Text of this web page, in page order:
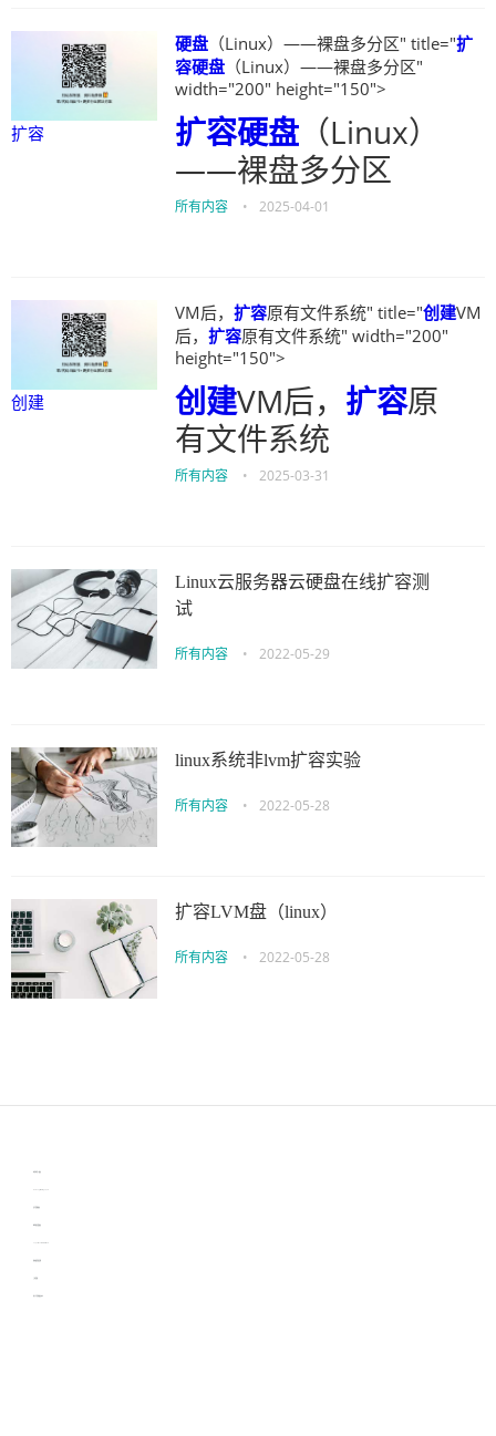
扩容
硬盘 （Linux）——裸盘多分区" title="扩
容硬盘 （Linux）——裸盘多分区"
width="200" height="150">
扩容硬盘 （Linux）
——裸盘多分区
所有内容 • 2025-04-01
创建
VM后， 扩容原有文件系统" title="创建VM
后， 扩容原有文件系统" width="200"
height="150">
创建VM后， 扩容原
有文件系统
所有内容 • 2025-03-31
Linux云服务器云硬盘在线扩容测
试
所有内容 • 2022-05-29
linux系统非lvm扩容实验
所有内容 • 2022-05-28
扩容LVM盘（linux）
所有内容 • 2022-05-28